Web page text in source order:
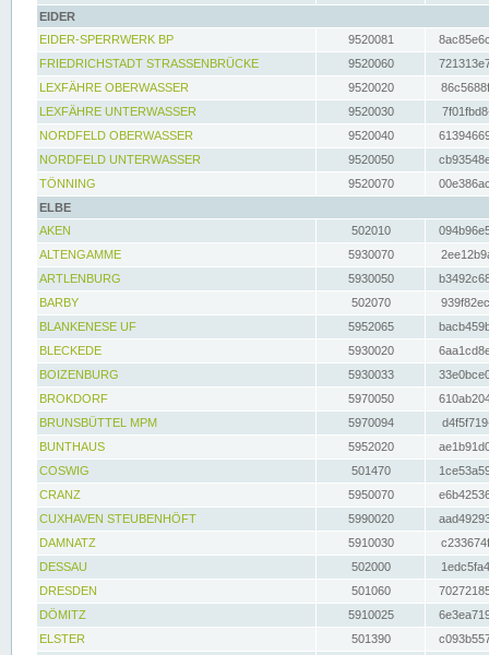
EIDER
EIDER-SPERRWERK BP
9520081
FRIEDRICHSTADT STRASSENBRÜCKE
9520060
LEXFÄHRE OBERWASSER
9520020
LEXFÄHRE UNTERWASSER
9520030
NORDFELD OBERWASSER
9520040
NORDFELD UNTERWASSER
9520050
TÖNNING
9520070
ELBE
AKEN
502010
ALTENGAMME
5930070
ARTLENBURG
5930050
BARBY
502070
BLANKENESE UF
5952065
BLECKEDE
5930020
BOIZENBURG
5930033
BROKDORF
5970050
BRUNSBÜTTEL MPM
5970094
BUNTHAUS
5952020
COSWIG
501470
CRANZ
5950070
CUXHAVEN STEUBENHÖFT
5990020
DAMNATZ
5910030
DESSAU
502000
DRESDEN
501060
DÖMITZ
5910025
ELSTER
501390